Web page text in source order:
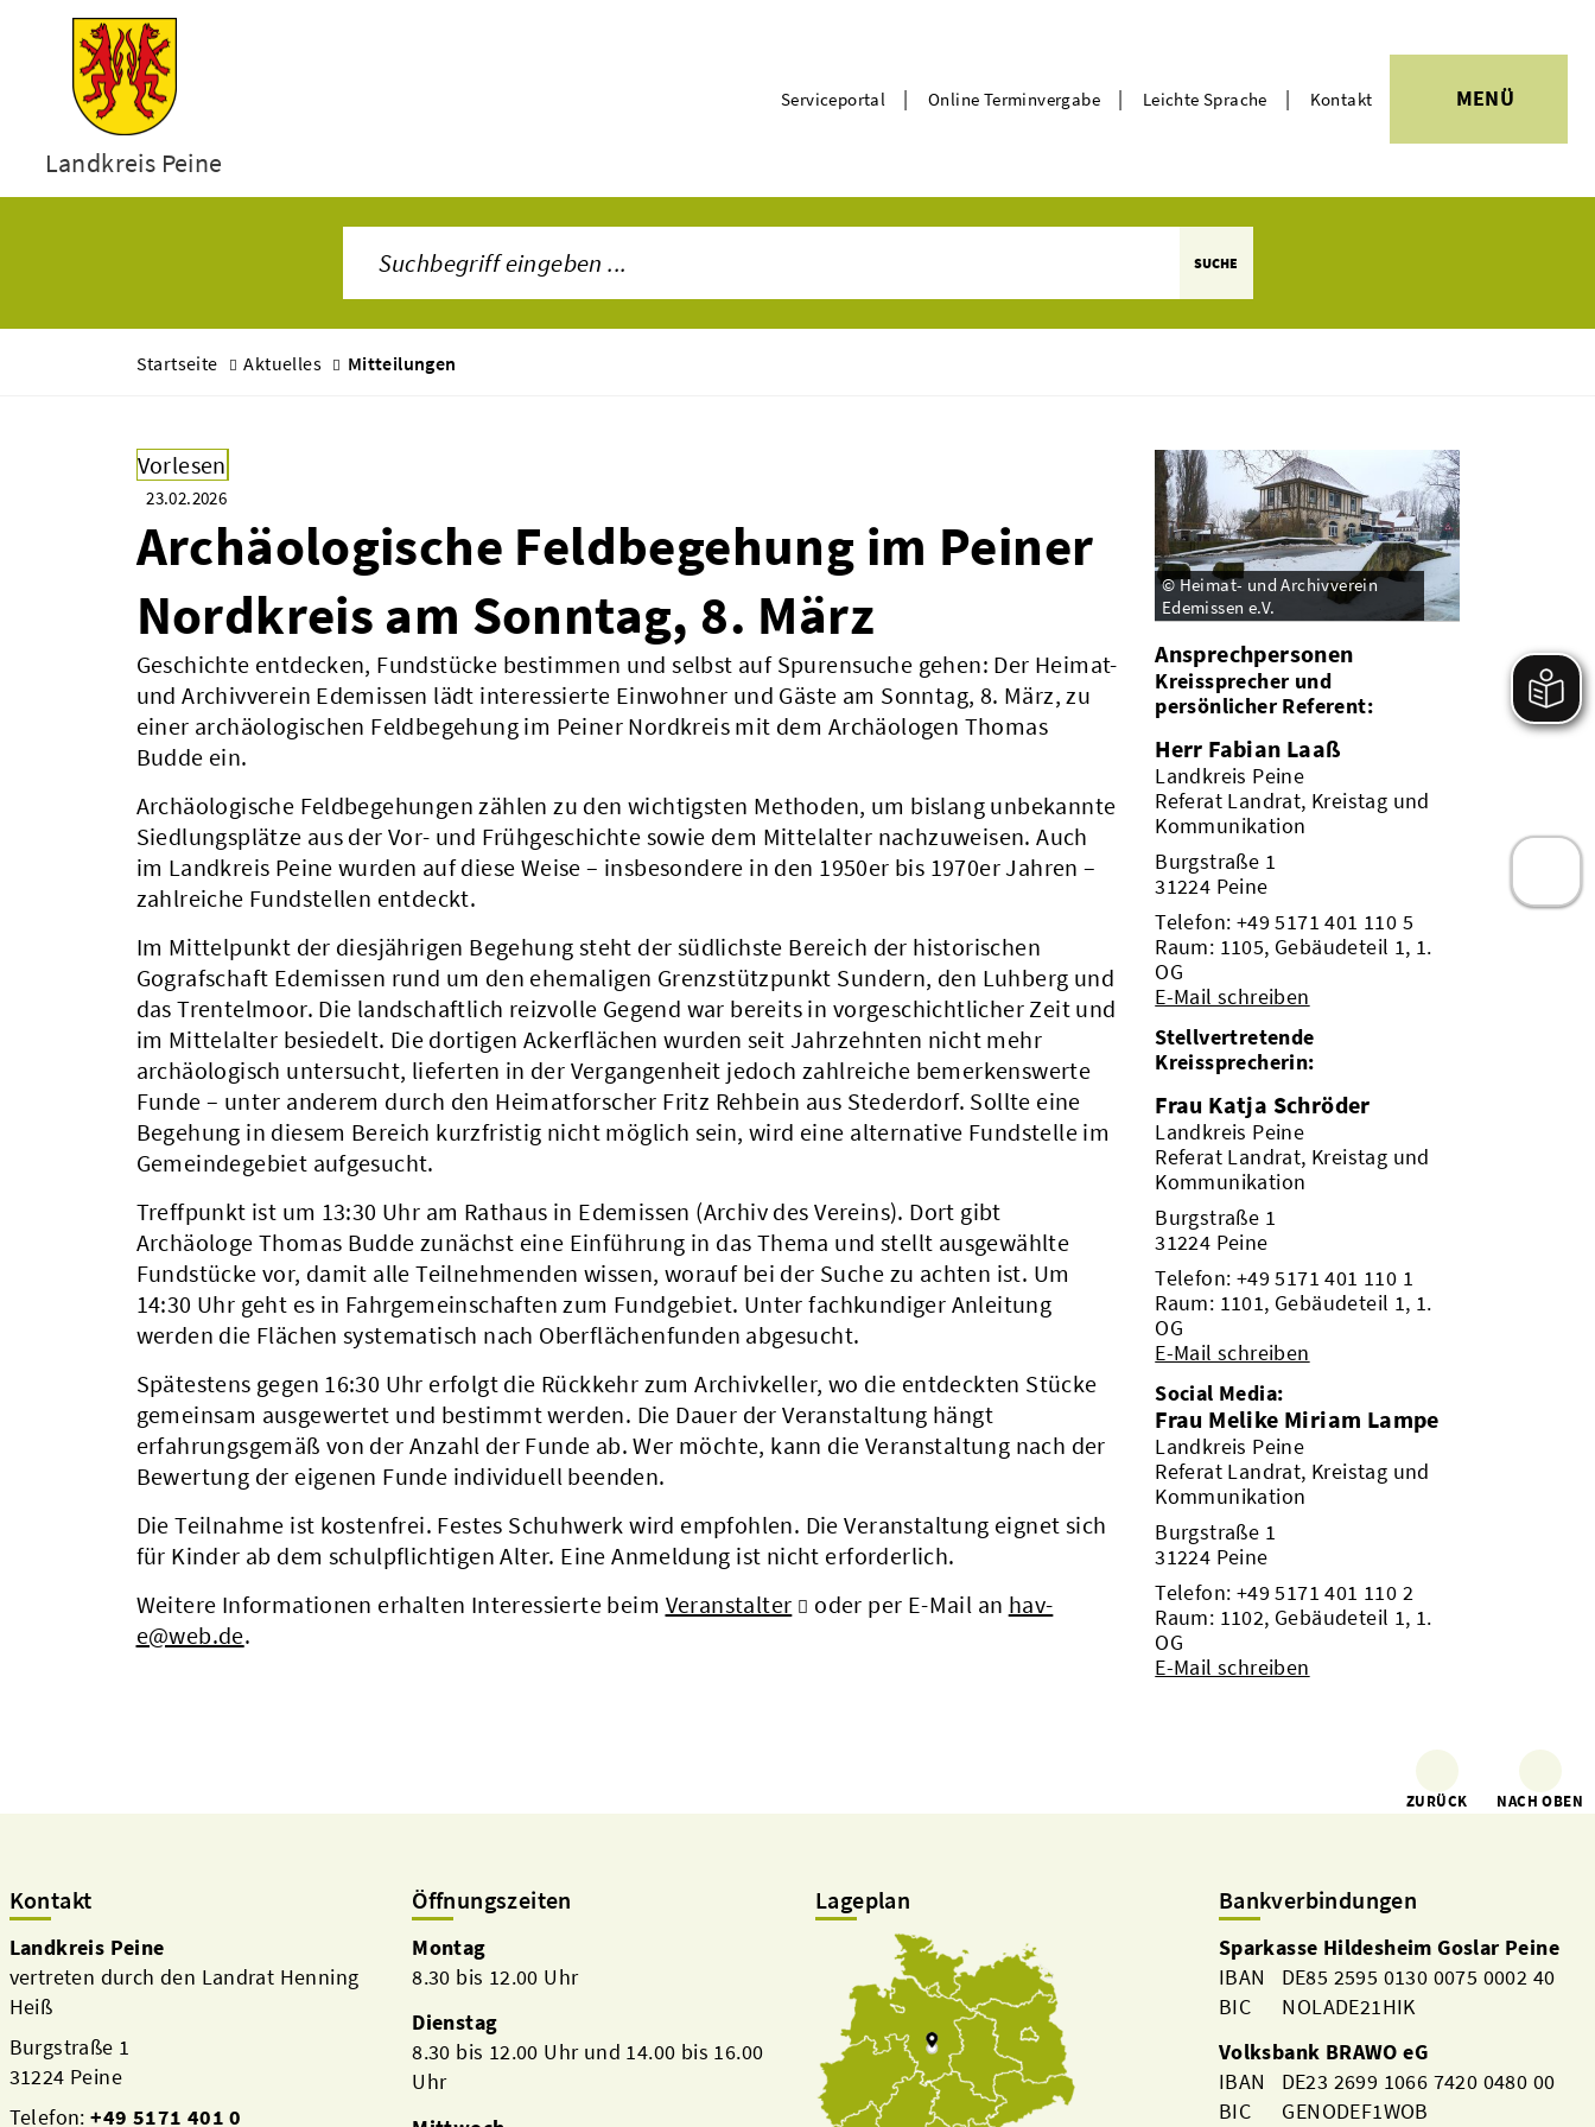
Landkreis Peine
Serviceportal | Online Terminvergabe | Leichte Sprache | Kontakt MENÜ
SUCHE
Startseite Aktuelles Mitteilungen
Vorlesen
23.02.2026
Archäologische Feldbegehung im Peiner
Nordkreis am Sonntag, 8. März
Geschichte entdecken, Fundstücke bestimmen und selbst auf Spurensuche gehen: Der Heimat-
und Archivverein Edemissen lädt interessierte Einwohner und Gäste am Sonntag, 8. März, zu
einer archäologischen Feldbegehung im Peiner Nordkreis mit dem Archäologen Thomas
Budde ein.
Archäologische Feldbegehungen zählen zu den wichtigsten Methoden, um bislang unbekannte
Siedlungsplätze aus der Vor- und Frühgeschichte sowie dem Mittelalter nachzuweisen. Auch
im Landkreis Peine wurden auf diese Weise – insbesondere in den 1950er bis 1970er Jahren –
zahlreiche Fundstellen entdeckt.
Im Mittelpunkt der diesjährigen Begehung steht der südlichste Bereich der historischen
Gografschaft Edemissen rund um den ehemaligen Grenzstützpunkt Sundern, den Luhberg und
das Trentelmoor. Die landschaftlich reizvolle Gegend war bereits in vorgeschichtlicher Zeit und
im Mittelalter besiedelt. Die dortigen Ackerflächen wurden seit Jahrzehnten nicht mehr
archäologisch untersucht, lieferten in der Vergangenheit jedoch zahlreiche bemerkenswerte
Funde – unter anderem durch den Heimatforscher Fritz Rehbein aus Stederdorf. Sollte eine
Begehung in diesem Bereich kurzfristig nicht möglich sein, wird eine alternative Fundstelle im
Gemeindegebiet aufgesucht.
Treffpunkt ist um 13:30 Uhr am Rathaus in Edemissen (Archiv des Vereins). Dort gibt
Archäologe Thomas Budde zunächst eine Einführung in das Thema und stellt ausgewählte
Fundstücke vor, damit alle Teilnehmenden wissen, worauf bei der Suche zu achten ist. Um
14:30 Uhr geht es in Fahrgemeinschaften zum Fundgebiet. Unter fachkundiger Anleitung
werden die Flächen systematisch nach Oberflächenfunden abgesucht.
Spätestens gegen 16:30 Uhr erfolgt die Rückkehr zum Archivkeller, wo die entdeckten Stücke
gemeinsam ausgewertet und bestimmt werden. Die Dauer der Veranstaltung hängt
erfahrungsgemäß von der Anzahl der Funde ab. Wer möchte, kann die Veranstaltung nach der
Bewertung der eigenen Funde individuell beenden.
Die Teilnahme ist kostenfrei. Festes Schuhwerk wird empfohlen. Die Veranstaltung eignet sich
für Kinder ab dem schulpflichtigen Alter. Eine Anmeldung ist nicht erforderlich.
Weitere Informationen erhalten Interessierte beim Veranstalter oder per E-Mail an hav-
e@web.de.
© Heimat- und Archivverein
Edemissen e.V.
Ansprechpersonen
Kreissprecher und
persönlicher Referent:
Herr Fabian Laaß
Landkreis Peine
Referat Landrat, Kreistag und
Kommunikation
Burgstraße 1
31224 Peine
Telefon: +49 5171 401 110 5
Raum: 1105, Gebäudeteil 1, 1.
OG
E-Mail schreiben
Stellvertretende
Kreissprecherin:
Frau Katja Schröder
Landkreis Peine
Referat Landrat, Kreistag und
Kommunikation
Burgstraße 1
31224 Peine
Telefon: +49 5171 401 110 1
Raum: 1101, Gebäudeteil 1, 1.
OG
E-Mail schreiben
Social Media:
Frau Melike Miriam Lampe
Landkreis Peine
Referat Landrat, Kreistag und
Kommunikation
Burgstraße 1
31224 Peine
Telefon: +49 5171 401 110 2
Raum: 1102, Gebäudeteil 1, 1.
OG
E-Mail schreiben
ZURÜCK NACH OBEN
Kontakt
Landkreis Peine
vertreten durch den Landrat Henning
Heiß
Burgstraße 1
31224 Peine
Telefon:+49 5171 401 0
Öffnungszeiten
Montag
8.30 bis 12.00 Uhr
Dienstag
8.30 bis 12.00 Uhr und 14.00 bis 16.00
Uhr
Lageplan Bankverbindungen
Sparkasse Hildesheim Goslar Peine
IBAN DE85 2595 0130 0075 0002 40
BIC NOLADE21HIK
Volksbank BRAWO eG
IBAN DE23 2699 1066 7420 0480 00
BIC GENODEF1WOB